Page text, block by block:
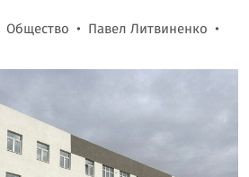
Общество
Павел Литвиненко